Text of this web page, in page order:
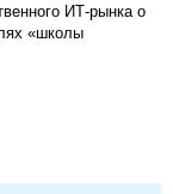
ИТ-рынка о
«школы